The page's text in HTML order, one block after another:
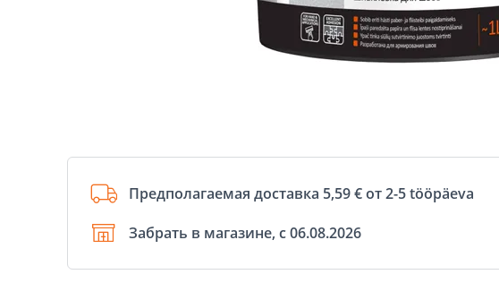
Предполагаемая доставка 5,59 € от 2-5 tööpäeva
Забрать в магазине, с 06.08.2026